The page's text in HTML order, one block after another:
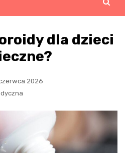
dla dzieci
2026